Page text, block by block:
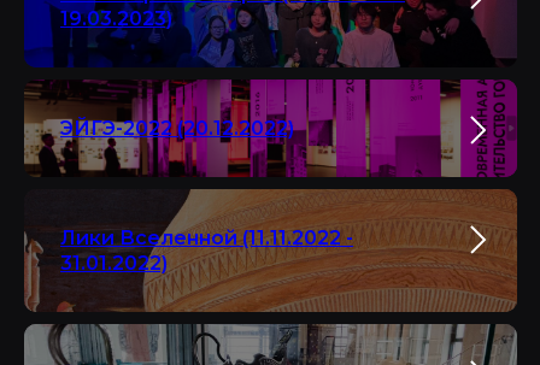
19.03.2023)
ЭЙГЭ-2022 (20.12.2022)
Лики Вселенной (11.11.2022 -
31.01.2022)